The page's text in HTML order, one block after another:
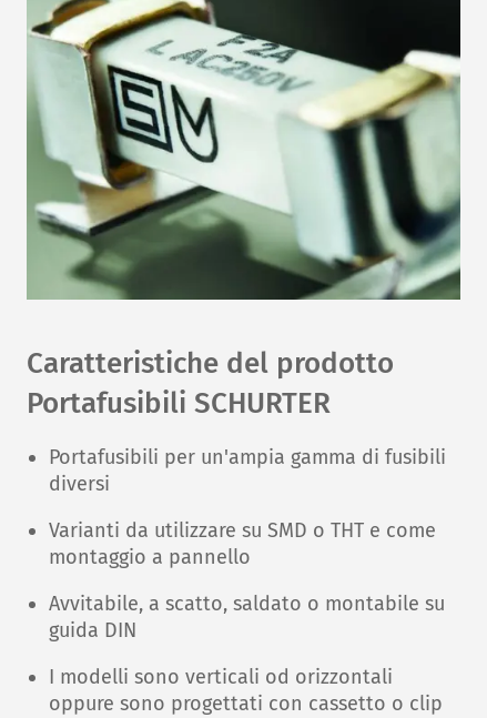
Caratteristiche del prodotto
Portafusibili SCHURTER
Portafusibili per un'ampia gamma di fusibili
diversi
Varianti da utilizzare su SMD o THT e come
montaggio a pannello
Avvitabile, a scatto, saldato o montabile su
guida DIN
I modelli sono verticali od orizzontali
oppure sono progettati con cassetto o clip